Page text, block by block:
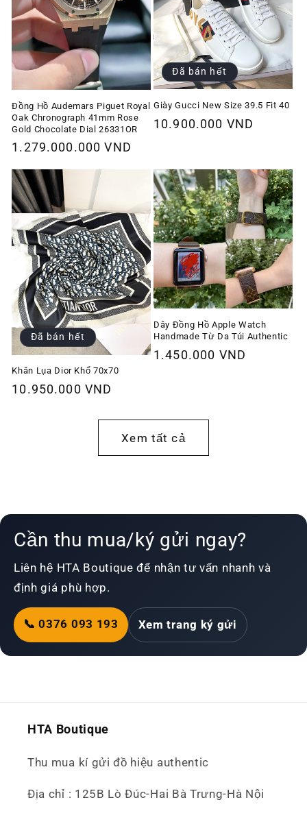
Đồng Hồ Audemars Piguet Royal
Oak Chronograph 41mm Rose
Gold Chocolate Dial 26331OR
Giá
thường
1.279.000.000 VND
Đã bán hết
Giày Gucci New Size 39.5 Fit 40
Giá
10.900.000 VND
Đã bán hết
Khăn Lụa Dior Khổ 70x70
Giá
10.950.000 VND
Dây Đồng Hồ Apple Watch
Handmade Từ Da Túi Authentic
Giá
1.450.000 VND
Xem tất cả
Cần thu mua/ký gửi ngay?
Liên hệ HTA Boutique để nhận tư vấn nhanh và
định giá phù hợp.
📞 0376 093 193 Xem trang ký gửi
HTA Boutique
Thu mua kí gửi đồ hiệu authentic
Địa chỉ : 125B Lò Đúc-Hai Bà Trưng-Hà Nội